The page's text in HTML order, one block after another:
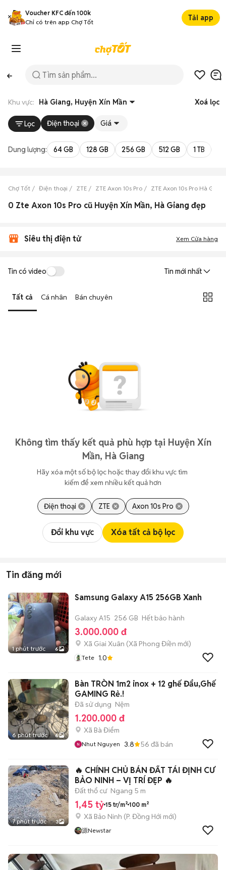
Voucher KFC đến 100k
Chỉ có trên app Chợ Tốt
Tải app
Khu vực: Hà Giang, Huyện Xín Mần Xoá lọc
Lọc Điện thoại Giá
Dung lượng: 64 GB 128 GB 256 GB 512 GB 1 TB
Chợ Tốt Điện thoại ZTE ZTE Axon 10s Pro ZTE Axon 10s Pro Hà Giang
0 Zte Axon 10s Pro cũ Huyện Xín Mần, Hà Giang đẹp
Siêu thị điện tử Xem Cửa hàng
Tin có video Tin mới nhất
Tất cả Cá nhân Bán chuyên
Không tìm thấy kết quả phù hợp tại Huyện Xín
Mần, Hà Giang
Hãy xóa một số bộ lọc hoặc thay đổi khu vực tìm
kiếm để xem nhiều kết quả hơn
Điện thoại ZTE Axon 10s Pro
Đổi khu vực Xóa tất cả bộ lọc
Tin đăng mới
1 phút trước 6
Samsung Galaxy A15 256GB Xanh
Galaxy A15 256 GB Hết bảo hành
3.000.000 đ
Xã Giai Xuân (Xã Phong Điền mới)
Tete 1.0
6 phút trước 6
Bàn TRÒN 1m2 inox + 12 ghế Đẩu,Ghế
GAMING Rẻ.!
Đã sử dụng Nệm
1.200.000 đ
Xã Bà Điểm
Nhut Nguyen 3.8 56 đã bán
7 phút trước 3
🔥 CHÍNH CHỦ BÁN ĐẤT TÁI ĐỊNH CƯ
BẢO NINH – VỊ TRÍ ĐẸP 🔥
Đất thổ cư Ngang 5 m
1,45 tỷ 15 tr/m² 100 m²
Xã Bảo Ninh (P. Đồng Hới mới)
源Newstar